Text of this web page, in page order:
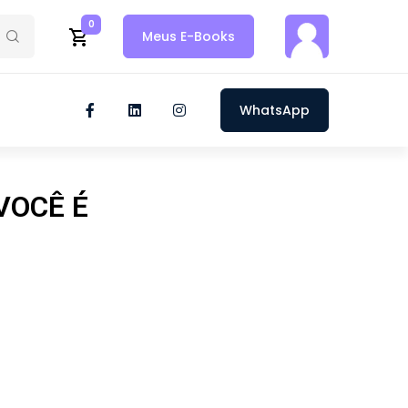
0
Meus E-Books
WhatsApp
É